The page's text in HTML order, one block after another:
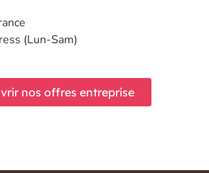
(Lun-Sam)
nos offres entreprise